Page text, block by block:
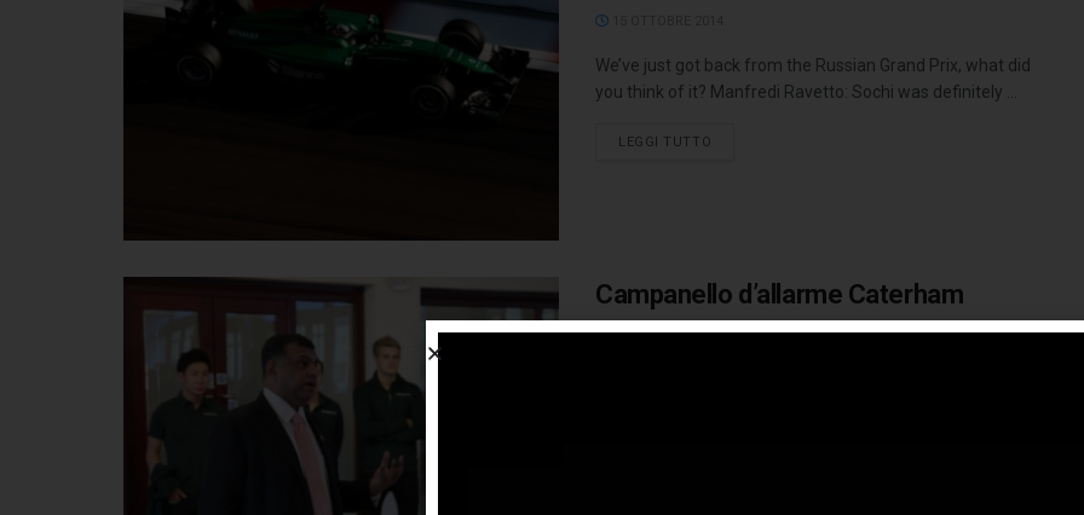
We’ve just got back from the Russian Grand Prix, what did
you think of it? Manfredi Ravetto: Sochi was definitely ...
LEGGI TUTTO
Campanello d’allarme Caterham
23 GENNAIO 2014